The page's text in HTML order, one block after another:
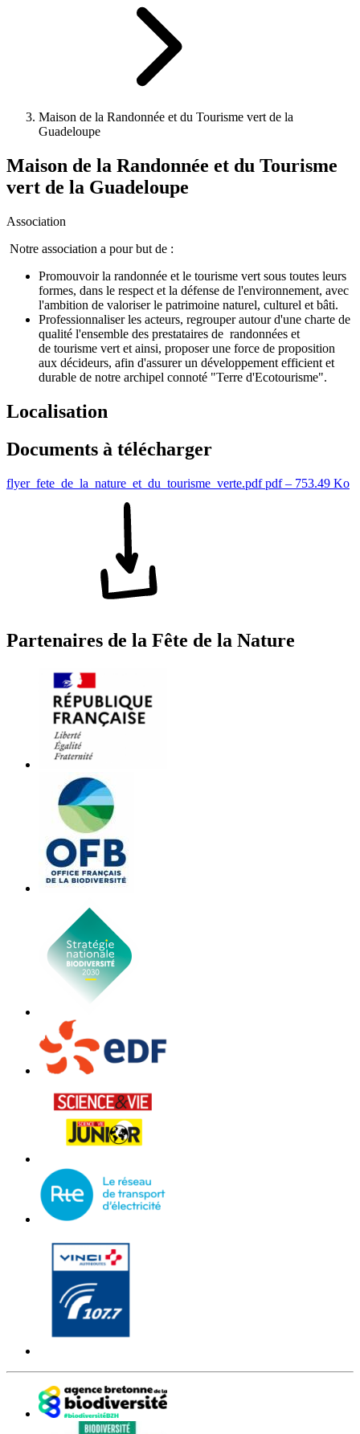
Maison de la Randonnée et du Tourisme vert de la
Guadeloupe
Maison de la Randonnée et du Tourisme
vert de la Guadeloupe
Association
Notre association a pour but de :
Promouvoir la randonnée et le tourisme vert sous toutes leurs
formes, dans le respect et la défense de l'environnement, avec
l'ambition de valoriser le patrimoine naturel, culturel et bâti.
Professionnaliser les acteurs, regrouper autour d'une charte de
qualité l'ensemble des prestataires de randonnées et
de tourisme vert et ainsi, proposer une force de proposition
aux décideurs, afin d'assurer un développement efficient et
durable de notre archipel connoté "Terre d'Ecotourisme".
Localisation
Documents à télécharger
flyer_fete_de_la_nature_et_du_tourisme_verte.pdf pdf – 753.49 Ko
Partenaires de la Fête de la Nature